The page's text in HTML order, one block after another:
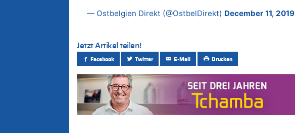
— Ostbelgien Direkt (@OstbelDirekt) December 11, 2019
Jetzt Artikel teilen!
Facebook Twitter E-Mail Drucken